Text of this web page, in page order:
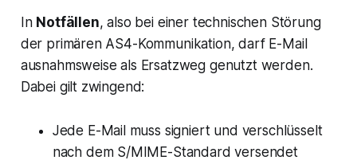
In Notfällen, also bei einer technischen Störung
der primären AS4-Kommunikation, darf E-Mail
ausnahmsweise als Ersatzweg genutzt werden.
Dabei gilt zwingend:
Jede E-Mail muss signiert und verschlüsselt
nach dem S/MIME-Standard versendet